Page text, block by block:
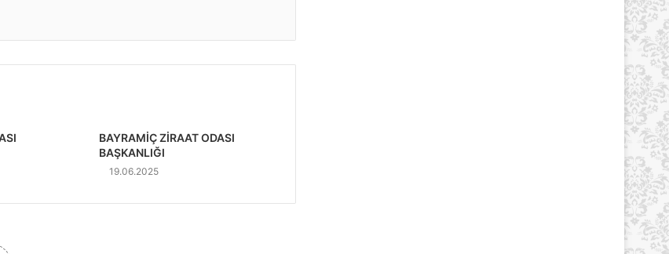
BAYRAMİÇ ZİRAAT ODASI
BAŞKANLIĞI
19.06.2025